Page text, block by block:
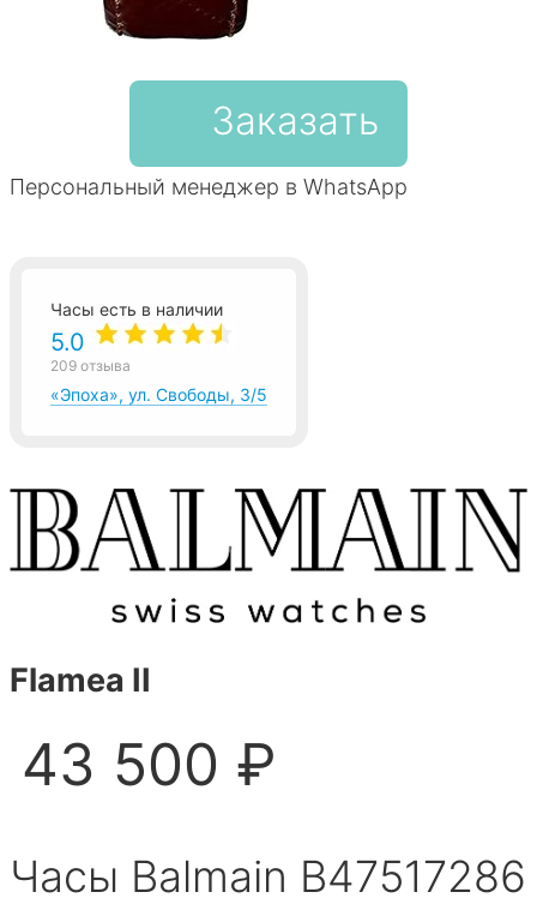
Заказать
Персональный менеджер в WhatsApp
Часы есть в наличии
5.0
209 отзыва
«Эпоха», ул. Свободы, 3/5
Flamea II
43 500 ₽
Часы Balmain B47517286